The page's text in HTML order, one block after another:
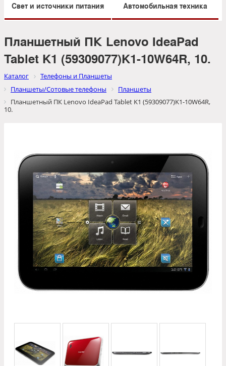
Свет и источники питания Автомобильная техника
Планшетный ПК Lenovo IdeaPad
Tablet K1 (59309077)K1-10W64R, 10.
Каталог
Телефоны и Планшеты
Планшеты/Сотовые телефоны
Планшеты
Планшетный ПК Lenovo IdeaPad Tablet K1 (59309077)K1-10W64R,
10.